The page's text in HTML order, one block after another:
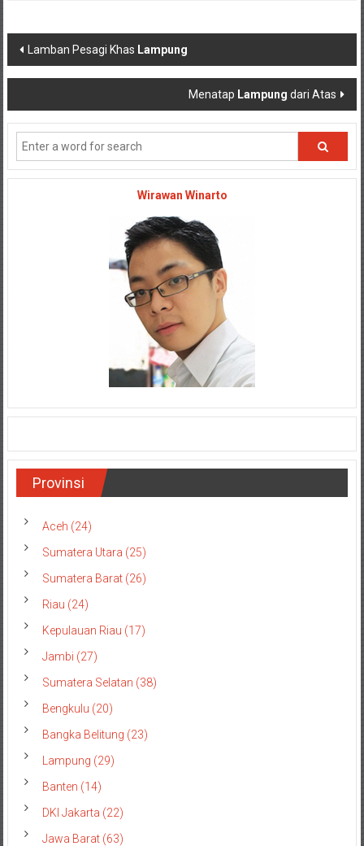
Post navigation
Lamban Pesagi Khas Lampung
Menatap Lampung dari Atas
Wirawan Winarto
Provinsi
Aceh (24)
Sumatera Utara (25)
Sumatera Barat (26)
Riau (24)
Kepulauan Riau (17)
Jambi (27)
Sumatera Selatan (38)
Bengkulu (20)
Bangka Belitung (23)
Lampung (29)
Banten (14)
DKI Jakarta (22)
Jawa Barat (63)